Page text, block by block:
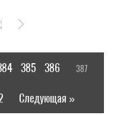
385 386 387
Следующая »